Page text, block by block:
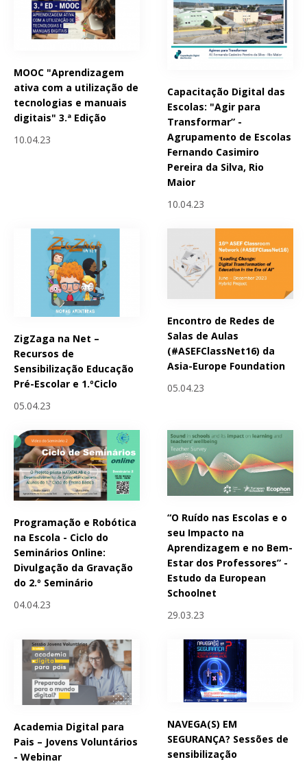
MOOC "Aprendizagem
ativa com a utilização de
tecnologias e manuais
digitais" 3.ª Edição
10.04.23
Capacitação Digital das
Escolas: "Agir para
Transformar” -
Agrupamento de Escolas
Fernando Casimiro
Pereira da Silva, Rio
Maior
10.04.23
ZigZaga na Net –
Recursos de
Sensibilização Educação
Pré-Escolar e 1.ºCiclo
05.04.23
Encontro de Redes de
Salas de Aulas
(#ASEFClassNet16) da
Asia-Europe Foundation
05.04.23
Programação e Robótica
na Escola - Ciclo do
Seminários Online:
Divulgação da Gravação
do 2.º Seminário
04.04.23
“O Ruído nas Escolas e o
seu Impacto na
Aprendizagem e no Bem-
Estar dos Professores” -
Estudo da European
Schoolnet
29.03.23
Academia Digital para
Pais – Jovens Voluntários
- Webinar
NAVEGA(S) EM
SEGURANÇA? Sessões de
sensibilização